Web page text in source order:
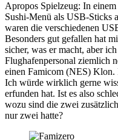
Apropos Spielzeug: In einem
Sushi-Menü als USB-Sticks
waren die verschiedenen
Besonders gut gefallen hat
sicher, was er macht, aber
Flughafenpersonal ziemlich
einen Famicom (NES) Klon.
Ich würde wirklich gerne
erfunden hat. Ist es also
wozu sind die zwei
nur zwei hatte?